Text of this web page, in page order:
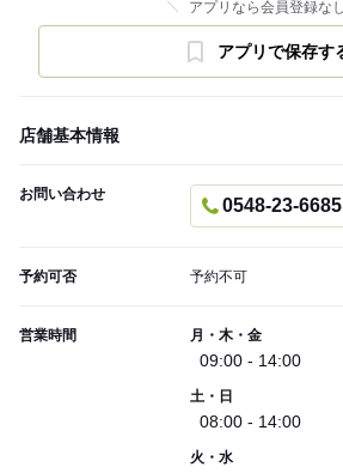
アプリなら会員登録なし
アプリで保存す
店舗基本情報
お問い合わせ
0548-23-6685
予約可否 予約不可
営業時間 月・木・金
09:00 - 14:00
土・日
08:00 - 14:00
火・水